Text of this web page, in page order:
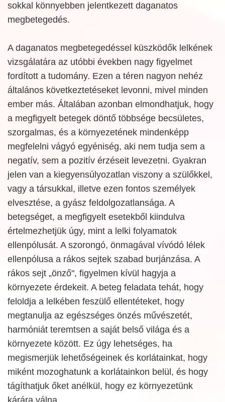
sokkal könnyebben jelentkezett daganatos
megbetegedés.
A daganatos megbetegedéssel küszködők lelkének
vizsgálatára az utóbbi években nagy figyelmet
fordított a tudomány. Ezen a téren nagyon nehéz
általános következtetéseket levonni, mivel minden
ember más. Általában azonban elmondhatjuk, hogy
a megfigyelt betegek döntő többsége becsületes,
szorgalmas, és a környezetének mindenképp
megfelelni vágyó egyéniség, aki nem tudja sem a
negatív, sem a pozitív érzéseit levezetni. Gyakran
jelen van a kiegyensúlyozatlan viszony a szülőkkel,
vagy a társukkal, illetve ezen fontos személyek
elvesztése, a gyász feldolgozatlansága. A
betegséget, a megfigyelt esetekből kiindulva
értelmezhetjük úgy, mint a lelki folyamatok
ellenpólusát. A szorongó, önmagával vívódó lélek
ellenpólusa a rákos sejtek szabad burjánzása. A
rákos sejt „önző", figyelmen kívül hagyja a
környezete érdekeit. A beteg feladata tehát, hogy
feloldja a lelkében feszülő ellentéteket, hogy
megtanulja az egészséges önzés művészetét,
harmóniát teremtsen a saját belső világa és a
környezete között. Ez úgy lehetséges, ha
megismerjük lehetőségeinek és korlátainkat, hogy
miként mozoghatunk a korlátainkon belül, és hogy
tágíthatjuk őket anélkül, hogy ez környezetünk
kárára válna.